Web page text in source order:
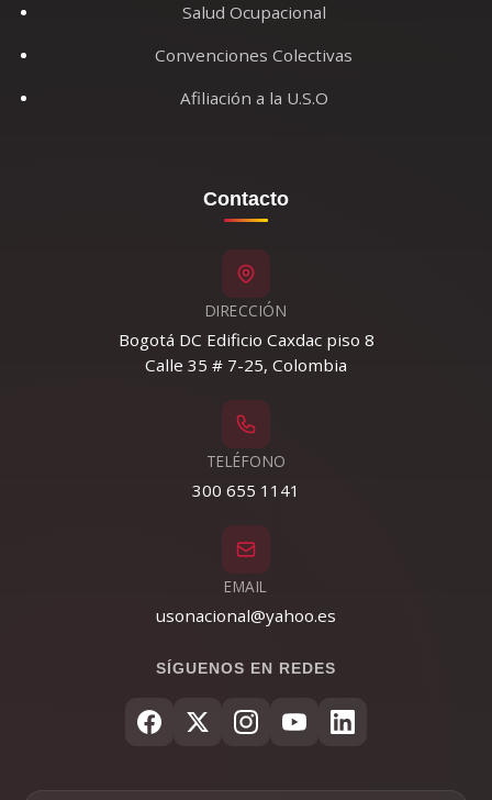
Salud Ocupacional
Convenciones Colectivas
Afiliación a la U.S.O
Contacto
DIRECCIÓN
Bogotá DC Edificio Caxdac piso 8
Calle 35 # 7-25, Colombia
TELÉFONO
300 655 1141
EMAIL
usonacional@yahoo.es
SÍGUENOS EN REDES